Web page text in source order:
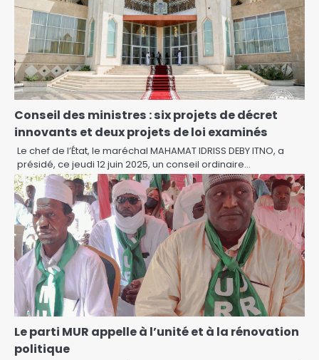
Conseil des ministres : six projets de décret
innovants et deux projets de loi examinés
Le chef de l’État, le maréchal MAHAMAT IDRISS DEBY ITNO, a
présidé, ce jeudi 12 juin 2025, un conseil ordinaire…
Le parti MUR appelle à l’unité et à la rénovation
politique